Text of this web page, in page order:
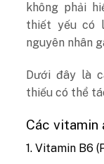
không phải
thiết yếu có
nguyên nhân
Dưới đây là
thiếu có thể
Các vitamin
1. Vitamin B6